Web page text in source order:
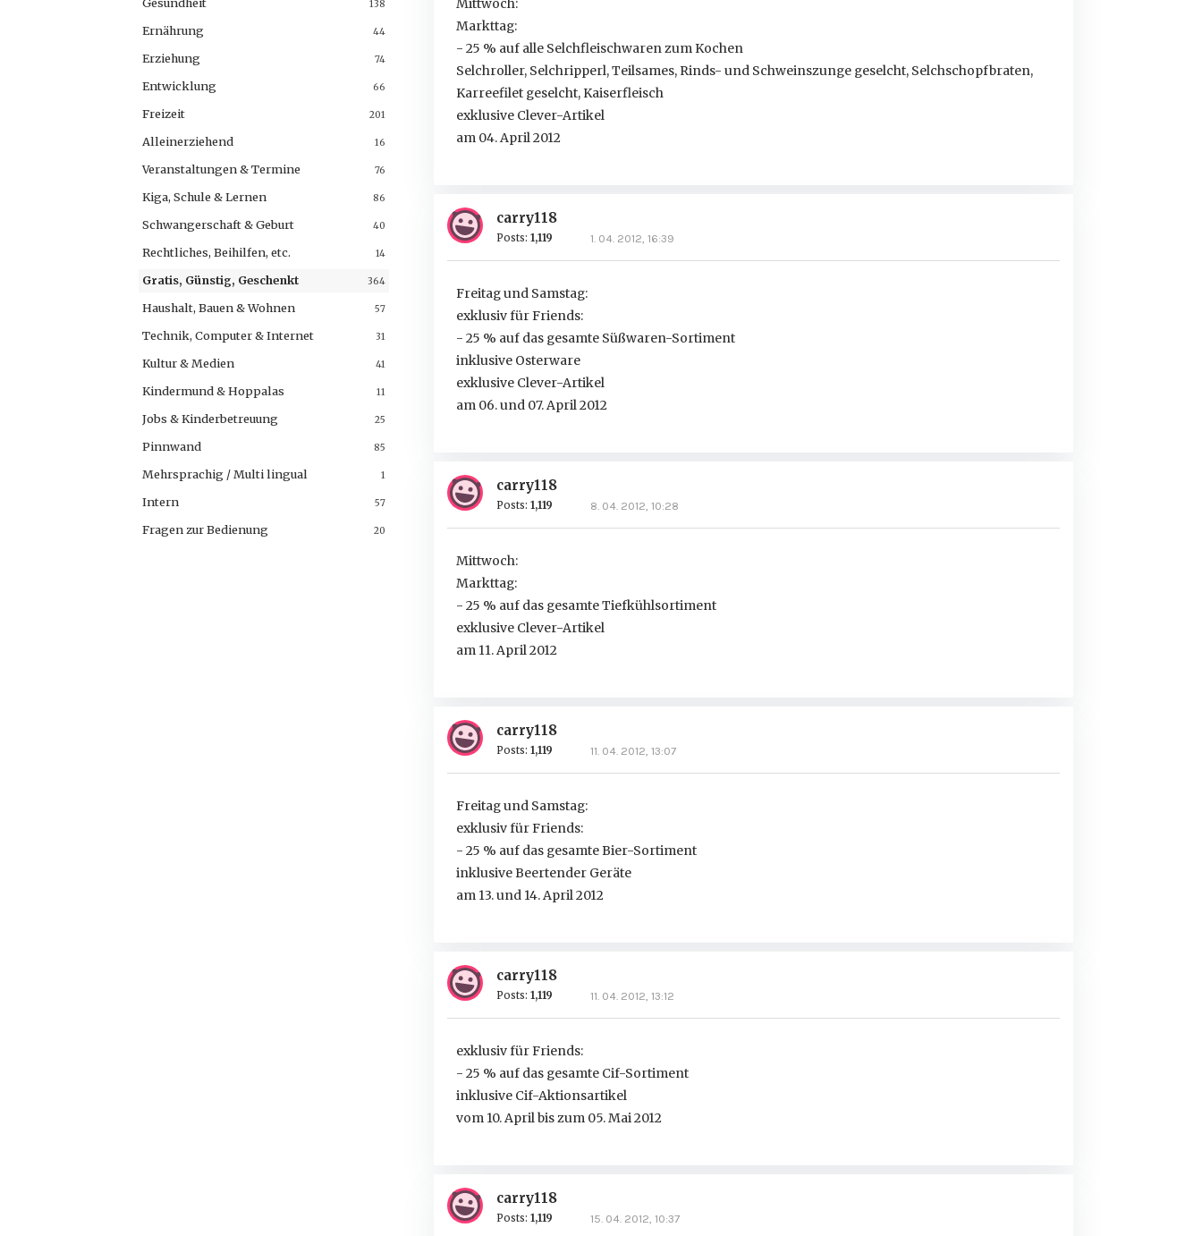
138
44
Ernährung
74
Erziehung
66
Entwicklung
201
Freizeit
16
Alleinerziehend
76
Veranstaltungen & Termine
86
Kiga, Schule & Lernen
40
Schwangerschaft & Geburt
14
Rechtliches, Beihilfen, etc.
364
Gratis, Günstig, Geschenkt
57
Haushalt, Bauen & Wohnen
31
Technik, Computer & Internet
41
Kultur & Medien
11
Kindermund & Hoppalas
25
Jobs & Kinderbetreuung
85
Pinnwand
1
Mehrsprachig / Multi lingual
57
Intern
20
Fragen zur Bedienung
Mittwoch:
Markttag:
- 25 % auf alle Selchfleischwaren zum Kochen
Selchroller, Selchripperl, Teilsames, Rinds- und Schweinszunge geselcht, Selchschopfbraten,
Karreefilet geselcht, Kaiserfleisch
exklusive Clever-Artikel
am 04. April 2012
carry118
Posts: 1,119 1. 04. 2012, 16:39
Freitag und Samstag:
exklusiv für Friends:
- 25 % auf das gesamte Süßwaren-Sortiment
inklusive Osterware
exklusive Clever-Artikel
am 06. und 07. April 2012
carry118
Posts: 1,119 8. 04. 2012, 10:28
Mittwoch:
Markttag:
- 25 % auf das gesamte Tiefkühlsortiment
exklusive Clever-Artikel
am 11. April 2012
carry118
Posts: 1,119 11. 04. 2012, 13:07
Freitag und Samstag:
exklusiv für Friends:
- 25 % auf das gesamte Bier-Sortiment
inklusive Beertender Geräte
am 13. und 14. April 2012
carry118
Posts: 1,119 11. 04. 2012, 13:12
exklusiv für Friends:
- 25 % auf das gesamte Cif-Sortiment
inklusive Cif-Aktionsartikel
vom 10. April bis zum 05. Mai 2012
carry118
Posts: 1,119 15. 04. 2012, 10:37